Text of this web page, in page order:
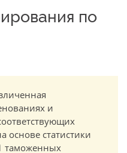
по
и
основе статистики
таможенных